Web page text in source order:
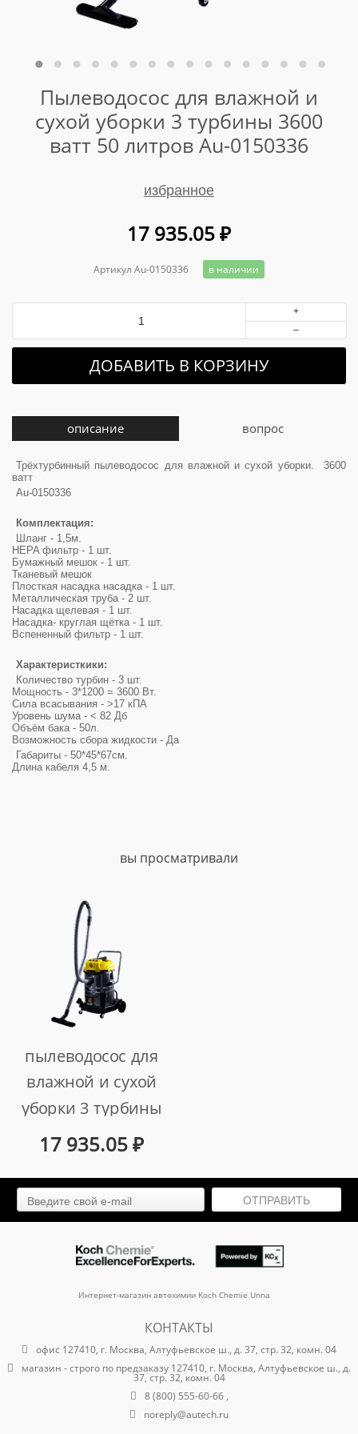
Пылеводосос для влажной и
сухой уборки 3 турбины 3600
ватт 50 литров Au-0150336
избранное
17 935.05₽
Артикул Au-0150336 в наличии
+
–
ДОБАВИТЬ В КОРЗИНУ
описание вопрос
Трёхтурбинный пылеводосос для влажной и сухой уборки. 3600
ватт
Au-0150336
Комплектация:
Шланг - 1,5м.
HEPA фильтр - 1 шт.
Бумажный мешок - 1 шт.
Тканевый мешок
Плосткая насадка насадка - 1 шт.
Металлическая труба - 2 шт.
Насадка щелевая - 1 шт.
Насадка- круглая щётка - 1 шт.
Вспененный фильтр - 1 шт.
Характеристкики:
Количество турбин - 3 шт.
Мощность - 3*1200 = 3600 Вт.
Сила всасывания - >17 кПА
Уровень шума - < 82 Дб
Объём бака - 50л.
Возможность сбора жидкости - Да
Габариты - 50*45*67см.
Длина кабеля 4,5 м.
вы просматривали
пылеводосос для
влажной и сухой
уборки 3 турбины
3600 ватт 50 литров
17 935.05₽
ОТПРАВИТЬ
Интернет-магазин автохимии Koch Chemie Unna
КОНТАКТЫ
офис 127410, г. Москва, Алтуфьевское ш., д. 37, стр. 32, комн. 04
магазин - строго по предзаказу 127410, г. Москва, Алтуфьевское ш., д.
37, стр. 32, комн. 04
8 (800) 555-60-66 ,
noreply@autech.ru